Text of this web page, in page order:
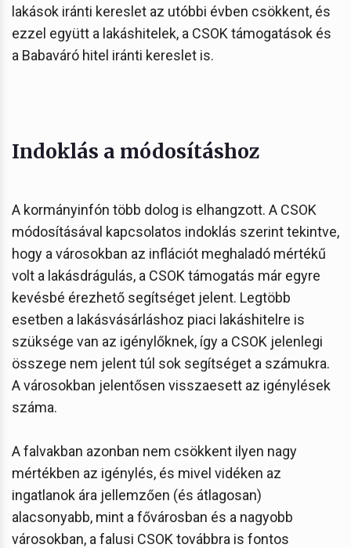
lakások iránti kereslet az utóbbi évben csökkent, és
ezzel együtt a lakáshitelek, a CSOK támogatások és
a Babaváró hitel iránti kereslet is.
Indoklás a módosításhoz
A kormányinfón több dolog is elhangzott. A CSOK
módosításával kapcsolatos indoklás szerint tekintve,
hogy a városokban az inflációt meghaladó mértékű
volt a lakásdrágulás, a CSOK támogatás már egyre
kevésbé érezhető segítséget jelent. Legtöbb
esetben a lakásvásárláshoz piaci lakáshitelre is
szüksége van az igénylőknek, így a CSOK jelenlegi
összege nem jelent túl sok segítséget a számukra.
A városokban jelentősen visszaesett az igénylések
száma.
A falvakban azonban nem csökkent ilyen nagy
mértékben az igénylés, és mivel vidéken az
ingatlanok ára jellemzően (és átlagosan)
alacsonyabb, mint a fővárosban és a nagyobb
városokban, a falusi CSOK továbbra is fontos